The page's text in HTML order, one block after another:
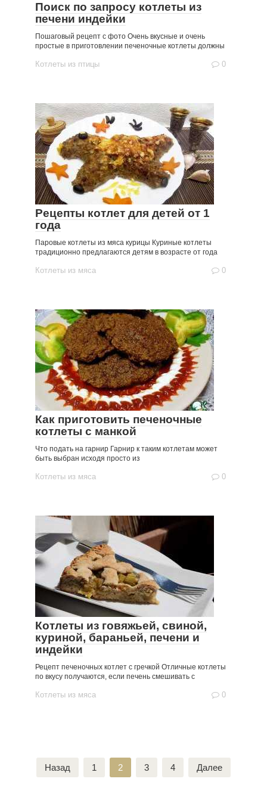
Поиск по запросу котлеты из
печени индейки
Пошаговый рецепт с фото Очень вкусные и очень
простые в приготовлении печеночные котлеты должны
Котлеты из птицы 0
Рецепты котлет для детей от 1
года
Паровые котлеты из мяса курицы Куриные котлеты
традиционно предлагаются детям в возрасте от года
Котлеты из мяса 0
Как приготовить печеночные
котлеты с манкой
Что подать на гарнир Гарнир к таким котлетам может
быть выбран исходя просто из
Котлеты из мяса 0
Котлеты из говяжьей, свиной,
куриной, бараньей, печени и
индейки
Рецепт печеночных котлет с гречкой Отличные котлеты
по вкусу получаются, если печень смешивать с
Котлеты из мяса 0
Пагинация
записей
Назад 1 2 3 4 Далее